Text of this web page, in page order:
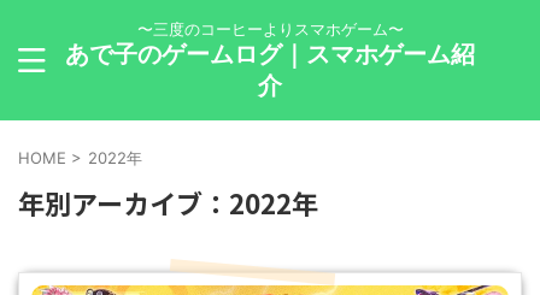
〜三度のコーヒーよりスマホゲーム〜
あで子のゲームログ｜スマホゲーム紹
介
HOME > 2022年
年別アーカイブ：2022年